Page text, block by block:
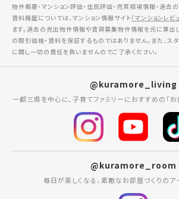
物件概要・マンション評価・住民評価・売買相場情報・過去
賃料履歴については、マンション情報サイト「マンションレビ
ます。過去の売出物件情報や賃貸募集物件情報を元に算出
の取引価格・賃料を保証するものではありません。また、ス
に関し一切の責任を負いませんのでご了承ください。
@kuramore_living
一都三県を中心に、子育てファミリーにおすすめの「
@kuramore_room
毎日が楽しくなる、素敵なお部屋づくりのア